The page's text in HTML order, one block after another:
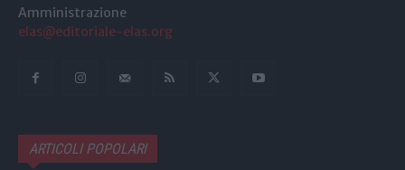
Amministrazione
elas@editoriale-elas.org
ARTICOLI POPOLARI